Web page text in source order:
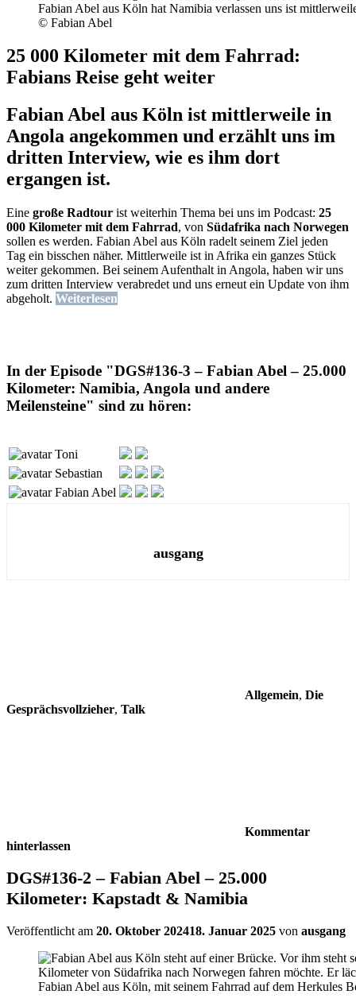
Fabian Abel aus Köln hat Namibia verlassen uns ist
© Fabian Abel
25 000 Kilometer mit dem Fahrrad:
Fabians Reise geht weiter
Fabian Abel aus Köln ist mittlerweile in
Angola angekommen und erzählt uns im
dritten Interview, wie es ihm dort
ergangen ist.
Eine große Radtour ist weiterhin Thema bei uns im Podcast: 25
000 Kilometer mit dem Fahrrad, von Südafrika nach Norwegen
sollen es werden. Fabian Abel aus Köln radelt seinem Ziel jeden
Tag ein bisschen näher. Mittlerweile ist in Afrika ein ganzes Stück
weiter gekommen. Bei seinem Aufenthalt in Angola, haben wir uns
zum dritten Interview verabredet und uns erneut ein Update von ihm
abgeholt. Weiterlesen
In der Episode "DGS#136-3 – Fabian Abel – 25.000
Kilometer: Namibia, Angola und andere
Meilensteine" sind zu hören:
Toni
Sebastian
Fabian Abel
ausgang
Allgemein, Die
Gesprächsvollzieher, Talk
Kommentar
hinterlassen
DGS#136-2 – Fabian Abel – 25.000
Kilometer: Kapstadt & Namibia
Veröffentlicht am 20. Oktober 202418. Januar 2025 von ausgang
Fabian Abel aus Köln, mit seinem Fahrrad auf dem Herkules